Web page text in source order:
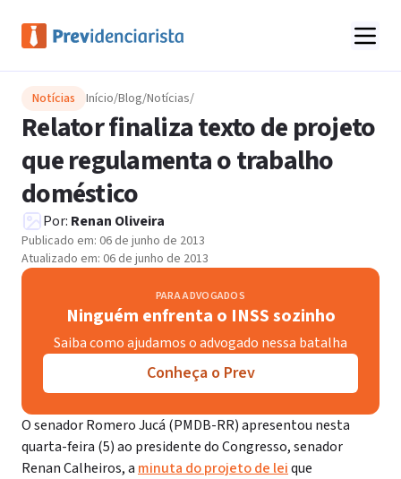
Notícias Início/Blog/Notícias/
Relator finaliza texto de projeto
que regulamenta o trabalho
doméstico
Por: Renan Oliveira
Publicado em: 06 de junho de 2013
Atualizado em: 06 de junho de 2013
PARA ADVOGADOS
Ninguém enfrenta o INSS sozinho
Saiba como ajudamos o advogado nessa batalha
Conheça o Prev
O senador Romero Jucá (PMDB-RR) apresentou nesta
quarta-feira (5) ao presidente do Congresso, senador
Renan Calheiros, a minuta do projeto de leique